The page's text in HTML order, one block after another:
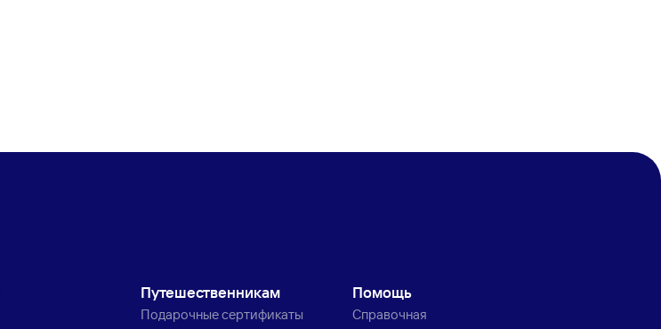
Путешественникам
Подарочные сертификаты
Помощь
Справочная